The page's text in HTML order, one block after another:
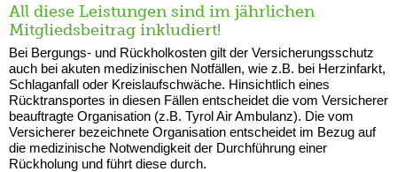
All diese Leistungen sind im jährlichen
Mitgliedsbeitrag inkludiert!
Bei Bergungs- und Rückholkosten gilt der Versicherungsschutz
auch bei akuten medizinischen Notfällen, wie z.B. bei Herzinfarkt,
Schlaganfall oder Kreislaufschwäche. Hinsichtlich eines
Rücktransportes in diesen Fällen entscheidet die vom Versicherer
beauftragte Organisation (z.B. Tyrol Air Ambulanz). Die vom
Versicherer bezeichnete Organisation entscheidet im Bezug auf
die medizinische Notwendigkeit der Durchführung einer
Rückholung und führt diese durch.